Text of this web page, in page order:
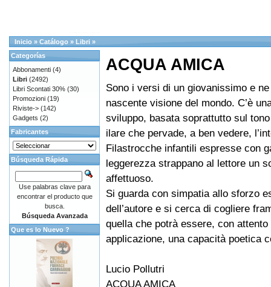
Inicio » Catálogo » Libri »
ACQUA AMICA
Sono i versi di un giovanissimo e
nascente visione del mondo. C’è
sviluppo, basata soprattutto sul
ilare che pervade, a ben vedere,
Filastrocche infantili espresse con
leggerezza strappano al lettore un
affettuoso.
Si guarda con simpatia allo sforzo
dell’autore e si cerca di cogliere
quella che potrà essere, con attento
applicazione, una capacità poetica
Lucio Pollutri
ACQUA AMICA
Categorías
Abbonamenti (4)
Libri (2492)
Libri Scontati 30% (30)
Promozioni (19)
Riviste-> (142)
Gadgets (2)
Fabricantes
Búsqueda Rápida
Use palabras clave para
encontrar el producto que
busca.
Búsqueda Avanzada
Que es lo Nuevo ?